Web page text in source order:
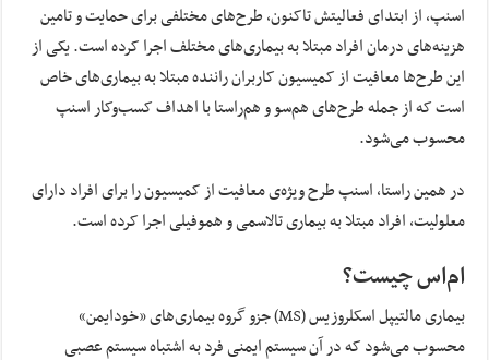
اسنپ، از ابتدای فعالیتش تاکنون، طرح‌های مختلفی برای حمایت و تامین
هزینه‌های درمان افراد مبتلا به بیماری‌های مختلف اجرا کرده است. یکی از
این طرح‌ها معافیت از کمیسیون کاربران راننده‌ مبتلا به بیماری‌های خاص
است که از جمله طرح‌های هم‌سو و هم‌راستا با اهداف کسب‌و‌کار اسنپ
محسوب می‌شود.
در همین راستا، اسنپ طرح ویژه‌‌ی معافیت از کمیسیون را برای افراد دارای
معلولیت، افراد مبتلا به بیماری تالاسمی و هموفیلی اجرا کرده است.
ام‌اس چیست؟
بیماری مالتیپل اسکلروزیس (MS) جزو گروه بیماری‌های «خودایمن»
محسوب می‌شود که در آن سیستم ایمنی فرد به اشتباه سیستم عصبی